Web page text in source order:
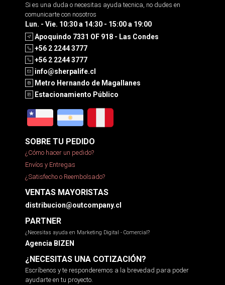
Si es una duda o necesitas ayuda tecnica, no dudes en
comunicarte con nosotros
Lun. - Vie. 10:30 a 14:30 - 15:00 a 19:00
Apoquindo 7331 OF 918 - Las Condes
+56 2 2244 3777
+56 2 2244 3777
info@sherpalife.cl
Metro Hernando de Magallanes
Estacionamiento Público
SOBRE TU PEDIDO
¿Cómo hacer un pedido?
Envíos y Entregas
¿Satisfecho o Reembolsado?
VENTAS MAYORISTAS
distribucion@outcompany.cl
PARTNER
¿Necesitas ayuda en Marketing Digital - Comercial?
Agencia BIZEN
¿NECESITAS UNA COTIZACIÓN?
Escríbenos y te responderemos a la brevedad para poder
ayudarte en tu proyecto.